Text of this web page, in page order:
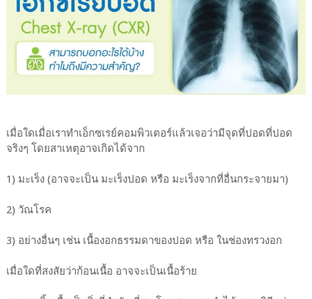
เมื่อใดเมื่อเราทำเอ็กซเรย์คอมพิวเตอร์แล้วเจอว่ามีจุดที่ปอดที่ปอด
จริงๆ โดยสาเหตุอาจเกิดได้จาก
1) มะเร็ง (อาจจะเป็น มะเร็งปอด หรือ มะเร็งจากที่อื่นกระจายมา)
2) วัณโรค
3) อย่างอื่นๆ เช่น เนื้องอกธรรมดาของปอด หรือ ในช่องทรวงอก
เมื่อใดที่สงสัยว่าก้อนเนื้อ อาจจะเป็นเนื้อร้าย